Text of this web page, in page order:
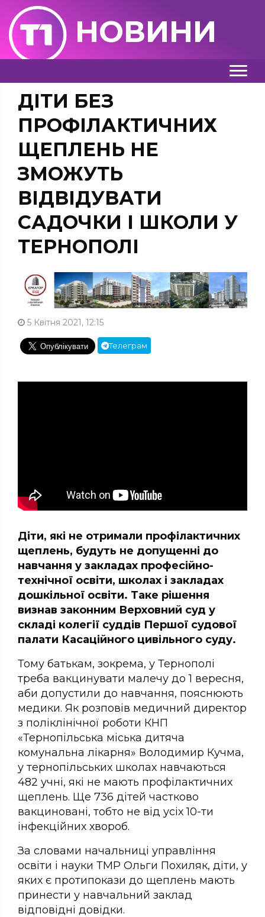
НОВИНИ
ДІТИ БЕЗ
ПРОФІЛАКТИЧНИХ
ЩЕПЛЕНЬ НЕ
ЗМОЖУТЬ
ВІДВІДУВАТИ
САДОЧКИ І ШКОЛИ У
ТЕРНОПОЛІ
5 Квітня 2021, 12:15
Телеграм
Діти, які не отримали профілактичних
щеплень, будуть не допущенні до
навчання у закладах професійно-
технічної освіти, школах і закладах
дошкільної освіти. Таке рішення
визнав законним Верховний суд у
складі колегії суддів Першої судової
палати Касаційного цивільного суду.
Тому батькам, зокрема, у Тернополі
треба вакцинувати малечу до 1 вересня,
аби допустили до навчання, пояснюють
медики. Як розповів медичний директор
з поліклінічної роботи КНП
«Тернопільська міська дитяча
комунальна лікарня» Володимир Кучма,
у тернопільських школах навчаються
482 учні, які не мають профілактичних
щеплень. Ще 736 дітей частково
вакциновані, тобто не від усіх 10-ти
інфекційних хвороб.
За словами начальниці управління
освіти і науки ТМР Ольги Похиляк, діти, у
яких є протипокази до щеплень мають
принести у навчальний заклад
відповідні довідки.